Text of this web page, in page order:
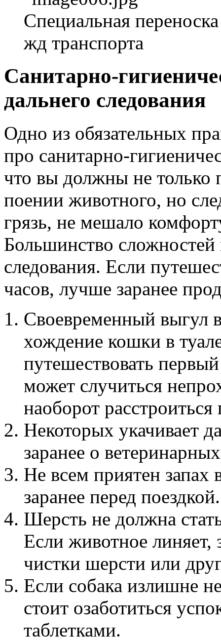
Специальная
жд транспорта
Санитарно-
дальнего следования
Одно из обязательных
про санитарно-
что вы должны не только
поении животного, но
грязь, не мешало
Большинство сложностей
следования. Если
часов, лучше заранее
Своевременный выгул
хождение кошки в
путешествовать
может случиться
наоборот
Некоторых укачивает
заранее о
Не всем приятен запах
заранее перед поездкой.
Шерсть не должна
Если животное линяет,
чистки шерсти или
Если собака излишне
стоит озаботиться
таблетками.